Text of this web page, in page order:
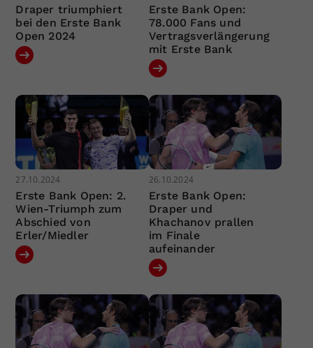
Draper triumphiert
bei den Erste Bank
Open 2024
Erste Bank Open:
78.000 Fans und
Vertragsverlängerung
mit Erste Bank
27.10.2024
Erste Bank Open: 2.
Wien-Triumph zum
Abschied von
Erler/Miedler
26.10.2024
Erste Bank Open:
Draper und
Khachanov prallen
im Finale
aufeinander